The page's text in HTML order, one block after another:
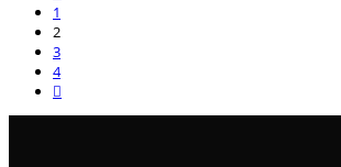
1
2
3
4